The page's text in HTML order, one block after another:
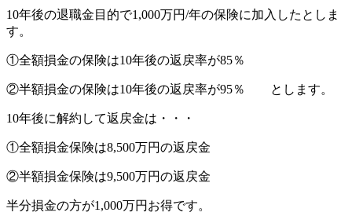
10年後の退職金目的で1,000万円/年の保険に加入したとしま
す。
①全額損金の保険は10年後の返戻率が85％
②半額損金の保険は10年後の返戻率が95％ とします。
10年後に解約して返戻金は・・・
①全額損金保険は8,500万円の返戻金
②半額損金保険は9,500万円の返戻金
半分損金の方が1,000万円お得です。